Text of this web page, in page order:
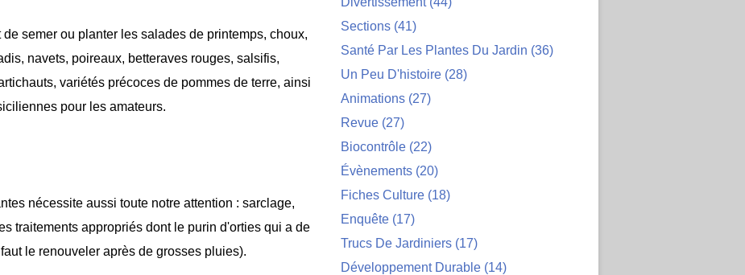
semer ou planter les salades de printemps, choux,
navets, poireaux, betteraves rouges, salsifis,
variétés précoces de pommes de terre, ainsi
pour les amateurs.
nécessite aussi toute notre attention : sarclage,
traitements appropriés dont le purin d'orties qui a de
le renouveler après de grosses pluies).
Sections (41)
Santé Par Les Plantes Du Jardin (36)
Un Peu D'histoire (28)
Animations (27)
Revue (27)
Biocontrôle (22)
Évènements (20)
Fiches Culture (18)
Enquête (17)
Trucs De Jardiniers (17)
Développement Durable (14)